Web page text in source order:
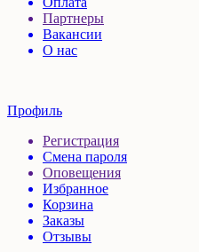
Партнеры
Вакансии
О нас
Профиль
Регистрация
Смена пароля
Оповещения
Избранное
Корзина
Заказы
Отзывы